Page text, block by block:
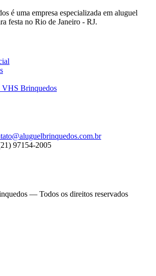
é uma empresa especializada em aluguel
festa no Rio de Janeiro - RJ.
VHS Brinquedos
97154-2005
— Todos os direitos reservados